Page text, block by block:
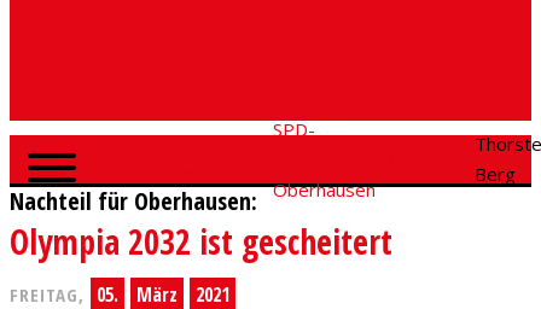
SPD-
Oberhausen
Berg
Nachteil für Oberhausen:
Olympia 2032 ist gescheitert
FREITAG, 05. März 2021